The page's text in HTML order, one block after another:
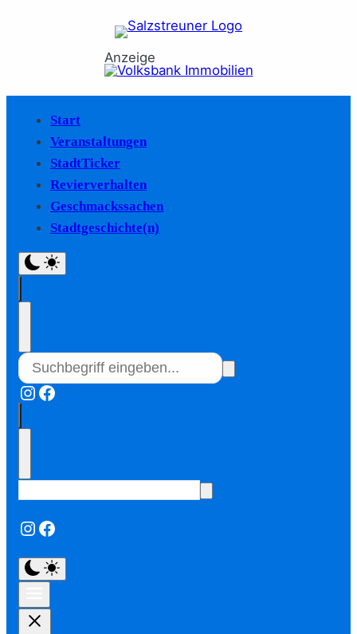
Anzeige
Start
Veranstaltungen
StadtTicker
Revierverhalten
Geschmackssachen
Stadtgeschichte(n)
Instagram
Facebook
Instagram
Facebook